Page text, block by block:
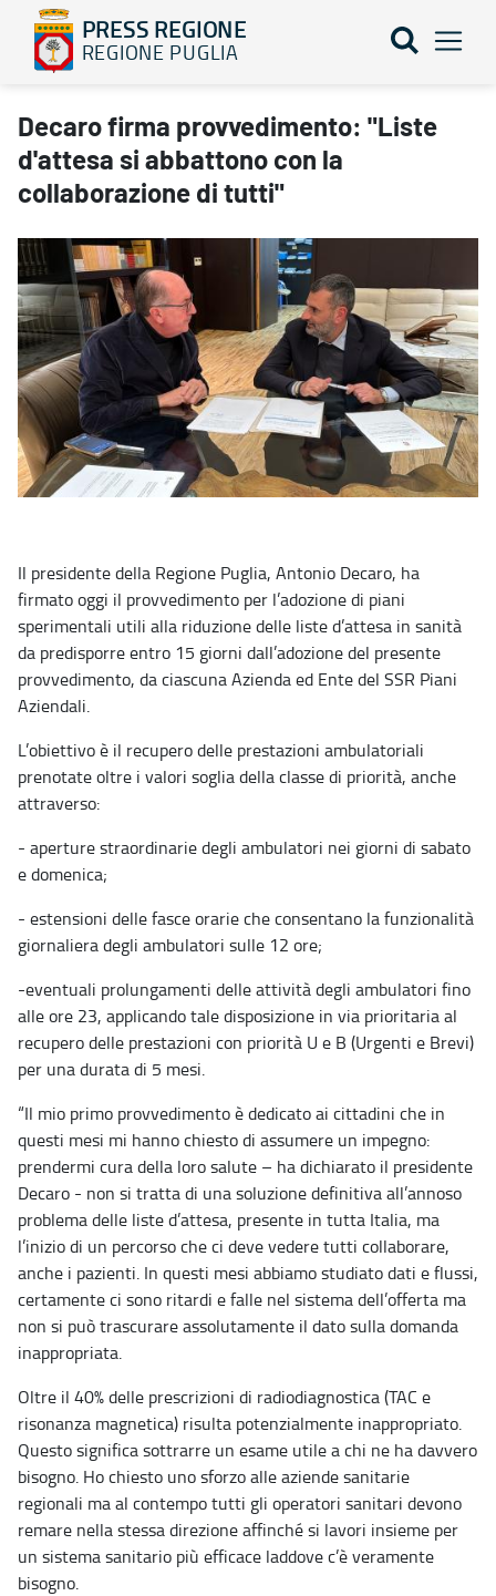
PRESS REGIONE
REGIONE PUGLIA
Decaro firma provvedimento: "Liste d'attesa si abbattono con la
Decaro firma provvedimento: "Liste
d'attesa si abbattono con la
collaborazione di tutti"
Il presidente della Regione Puglia, Antonio Decaro, ha
firmato oggi il provvedimento per l’adozione di piani
sperimentali utili alla riduzione delle liste d’attesa in sanità
da predisporre entro 15 giorni dall’adozione del presente
provvedimento, da ciascuna Azienda ed Ente del SSR Piani
Aziendali.
L’obiettivo è il recupero delle prestazioni ambulatoriali
prenotate oltre i valori soglia della classe di priorità, anche
attraverso:
- aperture straordinarie degli ambulatori nei giorni di sabato
e domenica;
- estensioni delle fasce orarie che consentano la funzionalità
giornaliera degli ambulatori sulle 12 ore;
-eventuali prolungamenti delle attività degli ambulatori fino
alle ore 23, applicando tale disposizione in via prioritaria al
recupero delle prestazioni con priorità U e B (Urgenti e Brevi)
per una durata di 5 mesi.
“Il mio primo provvedimento è dedicato ai cittadini che in
questi mesi mi hanno chiesto di assumere un impegno:
prendermi cura della loro salute – ha dichiarato il presidente
Decaro - non si tratta di una soluzione definitiva all’annoso
problema delle liste d’attesa, presente in tutta Italia, ma
l’inizio di un percorso che ci deve vedere tutti collaborare,
anche i pazienti. In questi mesi abbiamo studiato dati e flussi,
certamente ci sono ritardi e falle nel sistema dell’offerta ma
non si può trascurare assolutamente il dato sulla domanda
inappropriata.
Oltre il 40% delle prescrizioni di radiodiagnostica (TAC e
risonanza magnetica) risulta potenzialmente inappropriato.
Questo significa sottrarre un esame utile a chi ne ha davvero
bisogno. Ho chiesto uno sforzo alle aziende sanitarie
regionali ma al contempo tutti gli operatori sanitari devono
remare nella stessa direzione affinché si lavori insieme per
un sistema sanitario più efficace laddove c’è veramente
bisogno.